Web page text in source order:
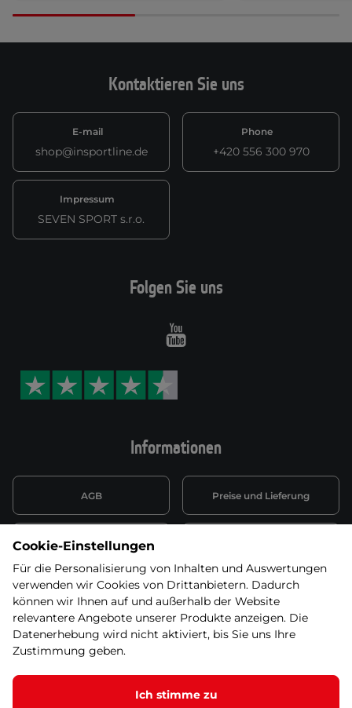
Kontaktieren Sie uns
E-mail
shop@insportline.de
Phone
+420 556 300 970
Impressum
SEVEN SPORT s.r.o.
Informationen
AGB Preise und Lieferung
Datenschutzerklärung
Wiederufsbelehrung mit Link
zum Formular
Batterieentsorgung
Informationen zu Elektro-
und Elektonikgeräten
Widerruf erklären
Folgen Sie uns
Youtube
Cookie-Einstellungen
Für die Personalisierung von Inhalten und Auswertungen
verwenden wir Cookies von Drittanbietern. Dadurch
können wir Ihnen auf und außerhalb der Website
relevantere Angebote unserer Produkte anzeigen. Die
Datenerhebung wird nicht aktiviert, bis Sie uns Ihre
Zustimmung geben.
Ich stimme zu